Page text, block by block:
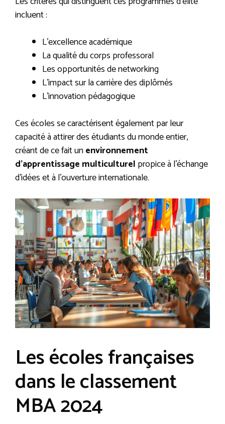
incluent :
L’excellence académique
La qualité du corps professoral
Les opportunités de networking
L’impact sur la carrière des diplômés
L’innovation pédagogique
Ces écoles se caractérisent également par leur
capacité à attirer des étudiants du monde entier,
créant de ce fait unenvironnement
d’apprentissage multiculturel propice à l’échange
d’idées et à l’ouverture internationale.
Les écoles françaises
dans le classement
MBA 2024